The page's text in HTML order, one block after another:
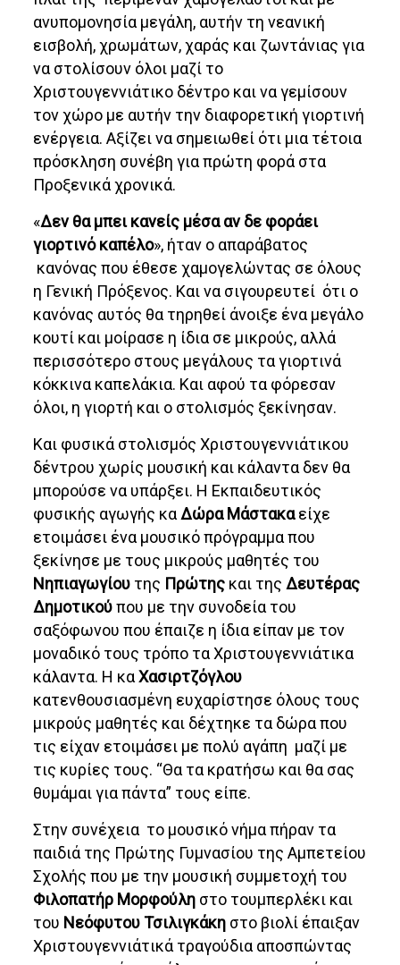
ανυπομονησία μεγάλη, αυτήν τη νεανική
εισβολή, χρωμάτων, χαράς και ζωντάνιας για
να στολίσουν όλοι μαζί το
Χριστουγεννιάτικο δέντρο και να γεμίσουν
τον χώρο με αυτήν την διαφορετική γιορτινή
ενέργεια. Αξίζει να σημειωθεί ότι μια τέτοια
πρόσκληση συνέβη για πρώτη φορά στα
Προξενικά χρονικά.
«Δεν θα μπει κανείς μέσα αν δε φοράει
γιορτινό καπέλο», ήταν ο απαράβατος
κανόνας που έθεσε χαμογελώντας σε όλους
η Γενική Πρόξενος. Και να σιγουρευτεί ότι ο
κανόνας αυτός θα τηρηθεί άνοιξε ένα μεγάλο
κουτί και μοίρασε η ίδια σε μικρούς, αλλά
περισσότερο στους μεγάλους τα γιορτινά
κόκκινα καπελάκια. Και αφού τα φόρεσαν
όλοι, η γιορτή και ο στολισμός ξεκίνησαν.
Και φυσικά στολισμός Χριστουγεννιάτικου
δέντρου χωρίς μουσική και κάλαντα δεν θα
μπορούσε να υπάρξει. Η Εκπαιδευτικός
φυσικής αγωγής καΔώρα Μάστακαείχε
ετοιμάσει ένα μουσικό πρόγραμμα που
ξεκίνησε με τους μικρούς μαθητές του
Νηπιαγωγίου της Πρώτης και τηςΔευτέρας
Δημοτικούπου με την συνοδεία του
σαξόφωνου που έπαιζε η ίδια είπαν με τον
μοναδικό τους τρόπο τα Χριστουγεννιάτικα
κάλαντα. Η καΧασιρτζόγλου
κατενθουσιασμένη ευχαρίστησε όλους τους
μικρούς μαθητές και δέχτηκε τα δώρα που
τις είχαν ετοιμάσει με πολύ αγάπη μαζί με
τις κυρίες τους. “Θα τα κρατήσω και θα σας
θυμάμαι για πάντα” τους είπε.
Στην συνέχεια το μουσικό νήμα πήραν τα
παιδιά της Πρώτης Γυμνασίου της Αμπετείου
Σχολής που με την μουσική συμμετοχή του
Φιλοπατήρ Μορφούλη στο τουμπερλέκι και
του Νεόφυτου Τσιλιγκάκη στο βιολί έπαιξαν
Χριστουγεννιάτικά τραγούδια αποσπώντας